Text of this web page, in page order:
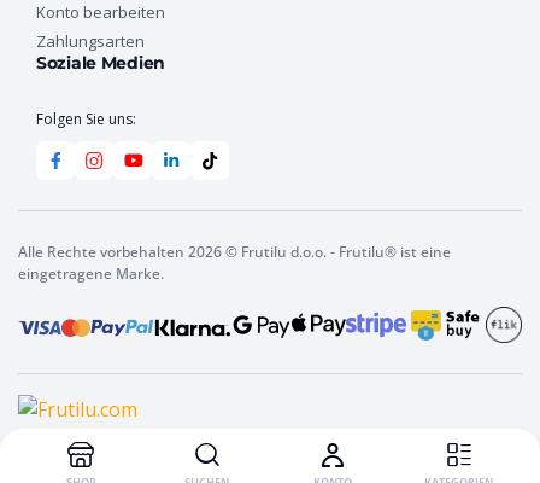
Frutilu
Instant-
SPORT
Blutorange,
Konto bearbeiten
Zahlungsarten
Soziale Medien
Folgen Sie uns:
Alle Rechte vorbehalten 2026 © Frutilu d.o.o. - Frutilu® ist eine
eingetragene Marke.